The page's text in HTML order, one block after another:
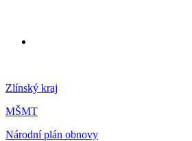
Zlínský kraj
MŠMT
Národní plán obnovy